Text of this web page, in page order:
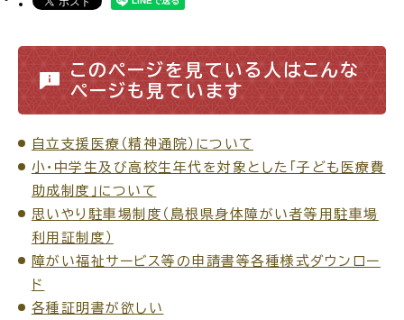
このページを見ている人はこんな
ページも見ています
自立支援医療（精神通院）について
小・中学生及び高校生年代を対象とした「子ども医療費
助成制度」について
思いやり駐車場制度（島根県身体障がい者等用駐車場
利用証制度）
障がい福祉サービス等の申請書等各種様式ダウンロー
ド
各種証明書が欲しい